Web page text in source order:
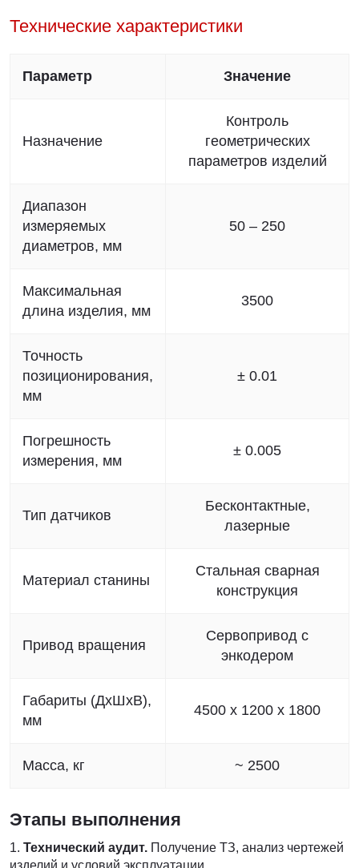
Технические характеристики
Параметр Значение
Назначение
Контроль
геометрических
параметров изделий
Диапазон
измеряемых
диаметров, мм
50 – 250
Максимальная
длина изделия, мм
3500
Точность
позиционирования,
мм
± 0.01
Погрешность
измерения, мм
± 0.005
Тип датчиков
Бесконтактные,
лазерные
Материал станины
Стальная сварная
конструкция
Привод вращения
Сервопривод с
энкодером
Габариты (ДхШхВ),
мм
4500 х 1200 х 1800
Масса, кг ~ 2500
Этапы выполнения
Технический аудит. Получение ТЗ, анализ чертежей
изделий и условий эксплуатации.